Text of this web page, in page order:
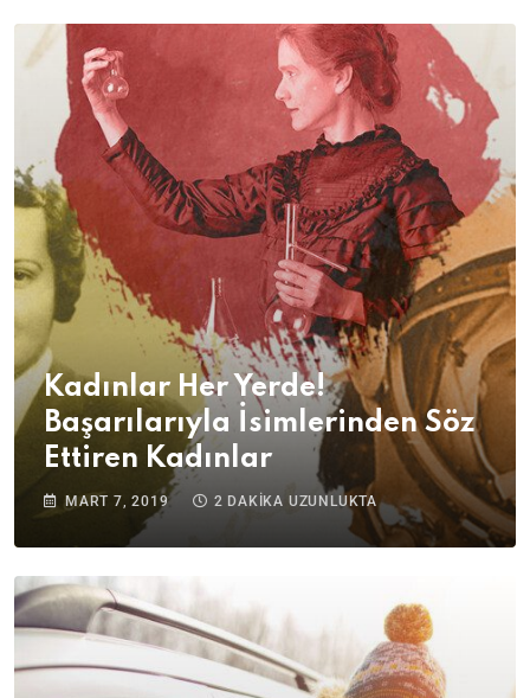
Kadınlar Her Yerde!
Başarılarıyla İsimlerinden Söz
Ettiren Kadınlar
MART 7, 2019 2 DAKIKA UZUNLUKTA